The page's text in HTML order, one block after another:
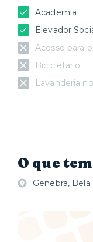
Academia
Elevador
Acesso para
Bicicletário
Lavanderia
O que
Genebra,